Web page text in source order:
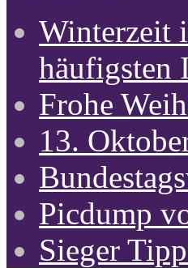
Winterzeit
häufigsten
Frohe
13.
Picdump
Sieger